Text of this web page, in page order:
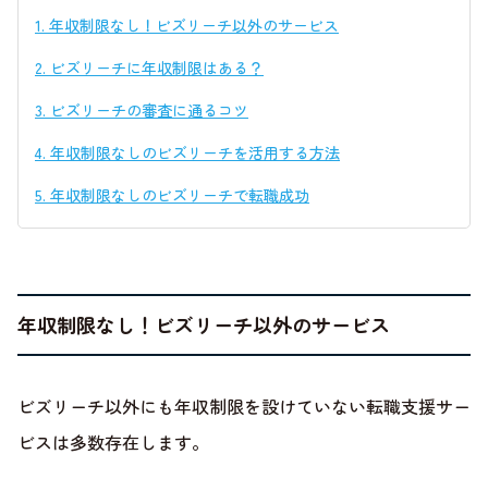
1. 年収制限なし！ビズリーチ以外のサービス
2. ビズリーチに年収制限はある？
3. ビズリーチの審査に通るコツ
4. 年収制限なしのビズリーチを活用する方法
5. 年収制限なしのビズリーチで転職成功
年収制限なし！ビズリーチ以外のサービス
ビズリーチ以外にも年収制限を設けていない転職支援サー
ビスは多数存在します。